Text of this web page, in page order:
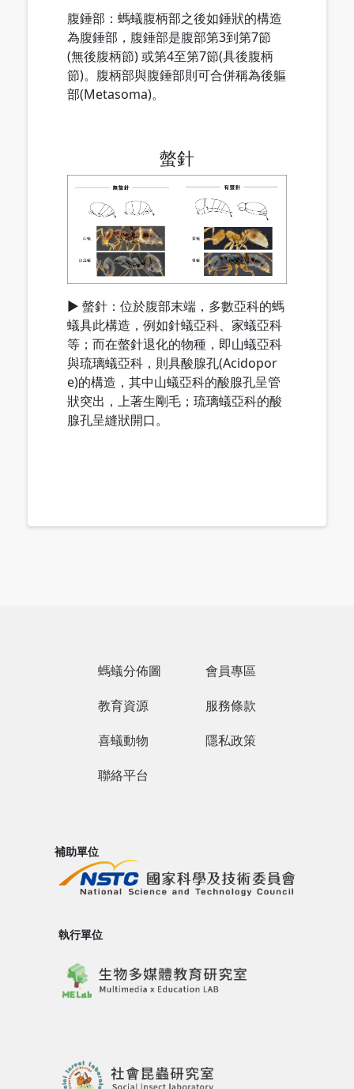
腹錘部：螞蟻腹柄部之後如錘狀的構造
為腹錘部，腹錘部是腹部第3到第7節
(無後腹柄節) 或第4至第7節(具後腹柄
節)。腹柄部與腹錘部則可合併稱為後軀
部(Metasoma)。
螫針
▶ 螫針：位於腹部末端，多數亞科的螞
蟻具此構造，例如針蟻亞科、家蟻亞科
等；而在螫針退化的物種，即山蟻亞科
與琉璃蟻亞科，則具酸腺孔(Acidopor
e)的構造，其中山蟻亞科的酸腺孔呈管
狀突出，上著生剛毛；琉璃蟻亞科的酸
腺孔呈縫狀開口。
螞蟻分佈圖
教育資源
喜蟻動物
聯絡平台
會員專區
服務條款
隱私政策
補助單位
執行單位